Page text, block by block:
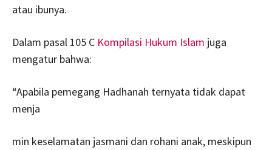
atau ibunya.
Dalam pasal 105 C Kompilasi Hukum Islam juga
mengatur bahwa:
“Apabila pemegang Hadhanah ternyata tidak dapat
menja
min keselamatan jasmani dan rohani anak, meskipun